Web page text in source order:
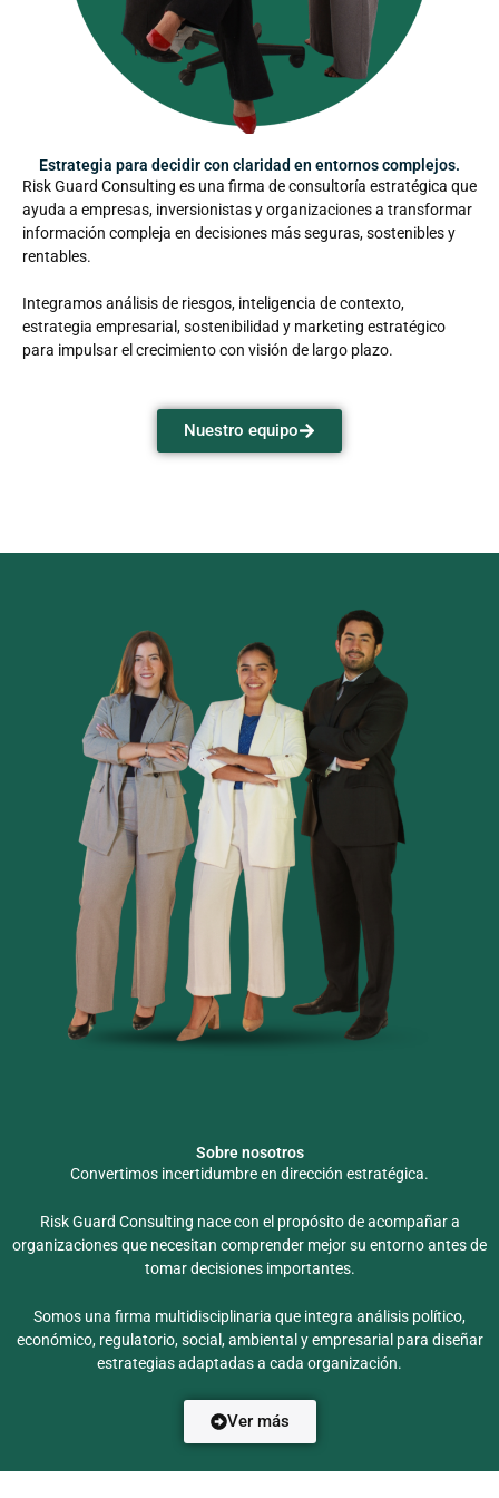
Estrategia para decidir con claridad en entornos complejos.
Risk Guard Consulting es una firma de consultoría estratégica que
ayuda a empresas, inversionistas y organizaciones a transformar
información compleja en decisiones más seguras, sostenibles y
rentables.
Integramos análisis de riesgos, inteligencia de contexto,
estrategia empresarial, sostenibilidad y marketing estratégico
para impulsar el crecimiento con visión de largo plazo.
Nuestro equipo
Sobre nosotros
Convertimos incertidumbre en dirección estratégica.
Risk Guard Consulting nace con el propósito de acompañar a
organizaciones que necesitan comprender mejor su entorno antes de
tomar decisiones importantes.
Somos una firma multidisciplinaria que integra análisis político,
económico, regulatorio, social, ambiental y empresarial para diseñar
estrategias adaptadas a cada organización.
Ver más